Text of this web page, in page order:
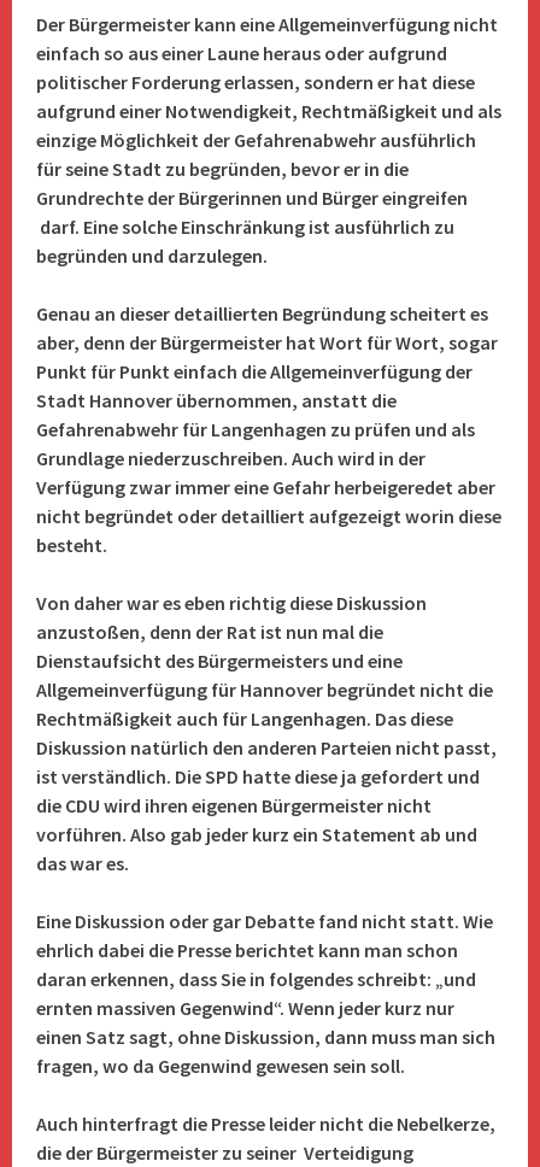
Der Bürgermeister kann eine Allgemeinverfügung nicht
einfach so aus einer Laune heraus oder aufgrund
politischer Forderung erlassen, sondern er hat diese
aufgrund einer Notwendigkeit, Rechtmäßigkeit und als
einzige Möglichkeit der Gefahrenabwehr ausführlich
für seine Stadt zu begründen, bevor er in die
Grundrechte der Bürgerinnen und Bürger eingreifen
darf. Eine solche Einschränkung ist ausführlich zu
begründen und darzulegen.
Genau an dieser detaillierten Begründung scheitert es
aber, denn der Bürgermeister hat Wort für Wort, sogar
Punkt für Punkt einfach die Allgemeinverfügung der
Stadt Hannover übernommen, anstatt die
Gefahrenabwehr für Langenhagen zu prüfen und als
Grundlage niederzuschreiben. Auch wird in der
Verfügung zwar immer eine Gefahr herbeigeredet aber
nicht begründet oder detailliert aufgezeigt worin diese
besteht.
Von daher war es eben richtig diese Diskussion
anzustoßen, denn der Rat ist nun mal die
Dienstaufsicht des Bürgermeisters und eine
Allgemeinverfügung für Hannover begründet nicht die
Rechtmäßigkeit auch für Langenhagen. Das diese
Diskussion natürlich den anderen Parteien nicht passt,
ist verständlich. Die SPD hatte diese ja gefordert und
die CDU wird ihren eigenen Bürgermeister nicht
vorführen. Also gab jeder kurz ein Statement ab und
das war es.
Eine Diskussion oder gar Debatte fand nicht statt. Wie
ehrlich dabei die Presse berichtet kann man schon
daran erkennen, dass Sie in folgendes schreibt: „und
ernten massiven Gegenwind“. Wenn jeder kurz nur
einen Satz sagt, ohne Diskussion, dann muss man sich
fragen, wo da Gegenwind gewesen sein soll.
Auch hinterfragt die Presse leider nicht die Nebelkerze,
die der Bürgermeister zu seiner Verteidigung